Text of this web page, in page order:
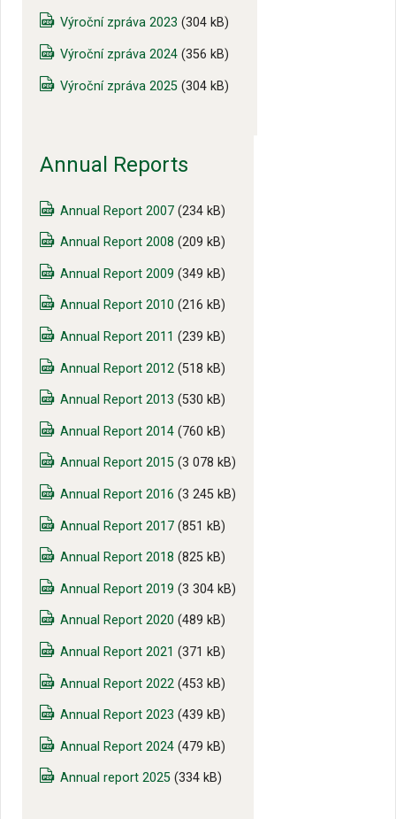
Výroční zpráva 2023 (304 kB)
Výroční zpráva 2024 (356 kB)
Výroční zpráva 2025 (304 kB)
Annual Reports
Annual Report 2007 (234 kB)
Annual Report 2008 (209 kB)
Annual Report 2009 (349 kB)
Annual Report 2010 (216 kB)
Annual Report 2011 (239 kB)
Annual Report 2012 (518 kB)
Annual Report 2013 (530 kB)
Annual Report 2014 (760 kB)
Annual Report 2015 (3 078 kB)
Annual Report 2016 (3 245 kB)
Annual Report 2017 (851 kB)
Annual Report 2018 (825 kB)
Annual Report 2019 (3 304 kB)
Annual Report 2020 (489 kB)
Annual Report 2021 (371 kB)
Annual Report 2022 (453 kB)
Annual Report 2023 (439 kB)
Annual Report 2024 (479 kB)
Annual report 2025 (334 kB)